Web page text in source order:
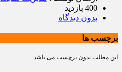
400 بازدید
بدون دیدگاه
برچسب ها
این مطلب بدون برچسب می باشد.